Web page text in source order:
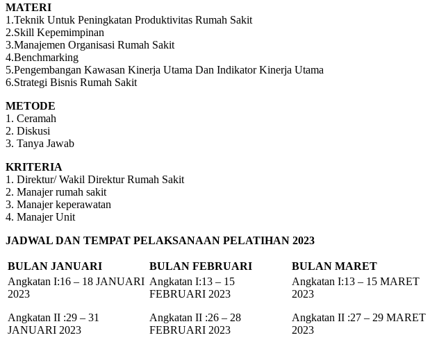
MATERI
1.Teknik Untuk Peningkatan Produktivitas Rumah Sakit
2.Skill Kepemimpinan
3.Manajemen Organisasi Rumah Sakit
4.Benchmarking
5.Pengembangan Kawasan Kinerja Utama Dan Indikator Kinerja Utama
6.Strategi Bisnis Rumah Sakit
METODE
1. Ceramah
2. Diskusi
3. Tanya Jawab
KRITERIA
1. Direktur/ Wakil Direktur Rumah Sakit
2. Manajer rumah sakit
3. Manajer keperawatan
4. Manajer Unit
JADWAL DAN TEMPAT PELAKSANAAN PELATIHAN 2023
BULAN JANUARI BULAN FEBRUARI
BULAN MARET
Angkatan I:16 – 18 JANUARI
2023
Angkatan II :29 – 31
JANUARI 2023
Angkatan I:13 – 15
FEBRUARI 2023
Angkatan II :26 – 28
FEBRUARI 2023
Angkatan I:13 – 15 MARET
2023
Angkatan II :27 – 29 MARET
2023